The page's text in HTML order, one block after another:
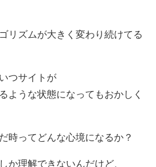
リズムが大きく変わり続けてる
つサイトが
ような状態になってもおかしく
時ってどんな心境になるか？
か理解できないんだけど、